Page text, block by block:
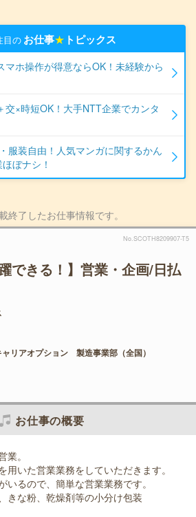
目の お仕事★ トピックス
マホ操作が得意ならOK！未経験から
交×時短OK！大手NTT企業でカンタ
服装自由！人気マンガに関するかん
ぼナシ！
終了したお仕事情報です。
No.SCOTH8209907-T5
できる！】営業・企画/日払
リアオプション 製造事業部（全国）
お仕事の概要
。
用いた営業業務をしていただきます。
いるので、簡単な営業業務です。
きな粉、乾燥剤等の小分け包装